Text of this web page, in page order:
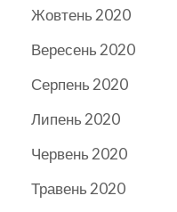
Жовтень 2020
Вересень 2020
Серпень 2020
Липень 2020
Червень 2020
Травень 2020